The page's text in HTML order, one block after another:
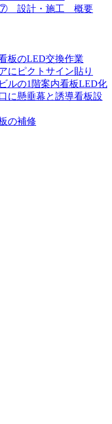
⑦ 設計・施工 概要
板のLED交換作業
にピクトサイン貼り
ルの1階案内看板LED化
に懸垂幕と誘導看板設
の補修